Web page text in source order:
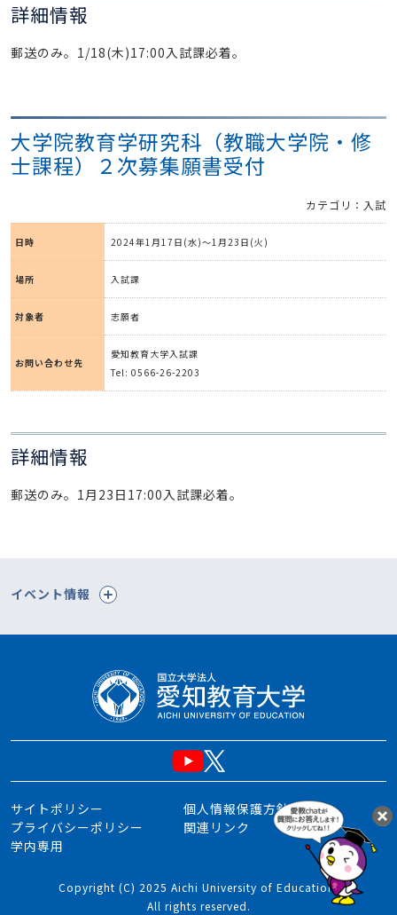
詳細情報
郵送のみ。1/18(木)17:00入試課必着。
大学院教育学研究科（教職大学院・修
士課程）２次募集願書受付
カテゴリ：入試
日時 2024年1月17日(水)～1月23日(火)
場所 入試課
対象者 志願者
お問い合わせ先
愛知教育大学入試課
Tel: 0566-26-2203
詳細情報
郵送のみ。1月23日17:00入試課必着。
イベント情報
サイトポリシー
個人情報保護方針
プライバシーポリシー
関連リンク
学内専用
Copyright (C) 2025 Aichi University of Education.
All rights reserved.